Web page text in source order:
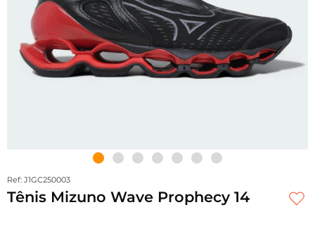
Ref: J1GC250003
Tênis Mizuno Wave Prophecy 14